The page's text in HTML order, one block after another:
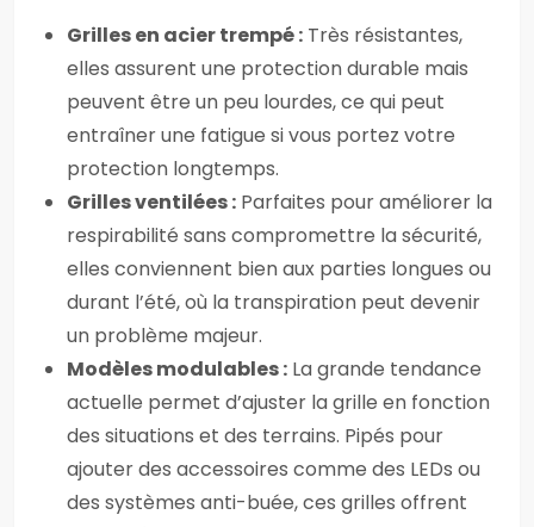
Grilles en acier trempé : Très résistantes,
elles assurent une protection durable mais
peuvent être un peu lourdes, ce qui peut
entraîner une fatigue si vous portez votre
protection longtemps.
Grilles ventilées : Parfaites pour améliorer la
respirabilité sans compromettre la sécurité,
elles conviennent bien aux parties longues ou
durant l’été, où la transpiration peut devenir
un problème majeur.
Modèles modulables : La grande tendance
actuelle permet d’ajuster la grille en fonction
des situations et des terrains. Pipés pour
ajouter des accessoires comme des LEDs ou
des systèmes anti-buée, ces grilles offrent